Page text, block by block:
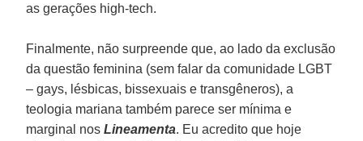
as gerações high-tech.
Finalmente, não surpreende que, ao lado da exclusão
da questão feminina (sem falar da comunidade LGBT
– gays, lésbicas, bissexuais e transgêneros), a
teologia mariana também parece ser mínima e
marginal nosLineamenta. Eu acredito que hoje